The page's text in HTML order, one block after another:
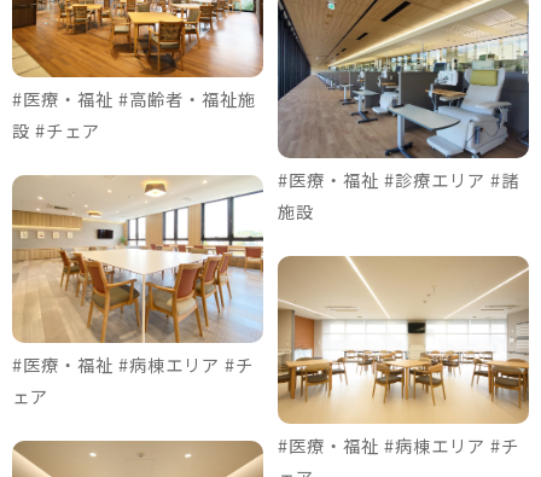
#医療・福祉 #高齢者・福祉施
設 #チェア
#医療・福祉 #病棟エリア #チ
ェア
#医療・福祉 #診療エリア #諸
施設
#医療・福祉 #病棟エリア #チ